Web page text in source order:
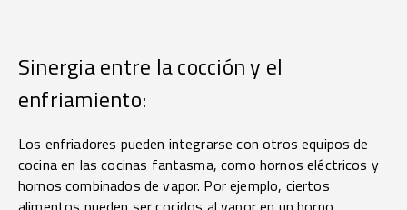
Sinergia entre la cocción y el
enfriamiento:
Los enfriadores pueden integrarse con otros equipos de
cocina en las cocinas fantasma, como hornos eléctricos y
hornos combinados de vapor. Por ejemplo, ciertos